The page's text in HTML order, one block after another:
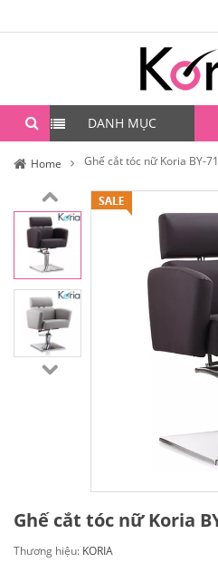
DANH MỤC
Home Ghế cắt tóc nữ Koria BY-
Ghế cắt tóc nữ Koria
Thương hiệu: KORIA